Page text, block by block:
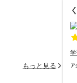
ア
もっと見る